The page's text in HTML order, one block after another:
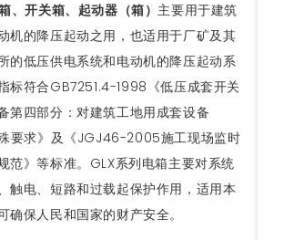
、开关箱、起动器（箱）主要用于建筑
机的降压起动之用，也适用于厂矿及其
的低压供电系统和电动机的降压起动系
标符合GB7251.4-1998《低压成套开关
第四部分：对建筑工地用成套设备
殊要求》及《JGJ46-2005施工现场监时
范》等标准。GLX系列电箱主要对系统
触电、短路和过载起保护作用，适用本
确保人民和国家的财产安全。